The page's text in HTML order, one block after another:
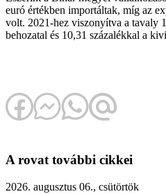
euró értékben importáltak, míg az
volt. 2021-hez viszonyítva a tavaly
behozatal és 10,31 százalékkal a
A rovat további cikkei
2026. augusztus 06., csütörtök